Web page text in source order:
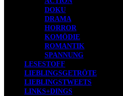
DOKU
DRAMA
HORROR
KOMÖDIE
ROMANTIK
SPANNUNG
LESESTOFF
LIEBLINGSGETRÖTE
LIEBLINGSTWEETS
LINKS+DINGS